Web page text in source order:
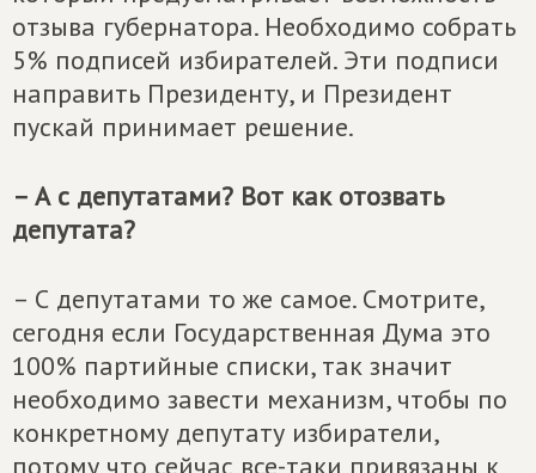
отзыва губернатора. Необходимо собрать
5% подписей избирателей. Эти подписи
направить Президенту, и Президент
пускай принимает решение.
– А с депутатами? Вот как отозвать
депутата?
– С депутатами то же самое. Смотрите,
сегодня если Государственная Дума это
100% партийные списки, так значит
необходимо завести механизм, чтобы по
конкретному депутату избиратели,
потому что сейчас все-таки привязаны к